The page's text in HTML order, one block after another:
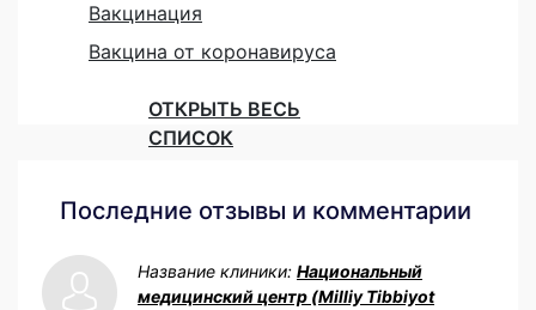
Вакцинация
Вакцина от коронавируса
ОТКРЫТЬ ВЕСЬ
СПИСОК
Последние отзывы и комментарии
Название клиники: Национальный
медицинский центр (Milliy Tibbiyot